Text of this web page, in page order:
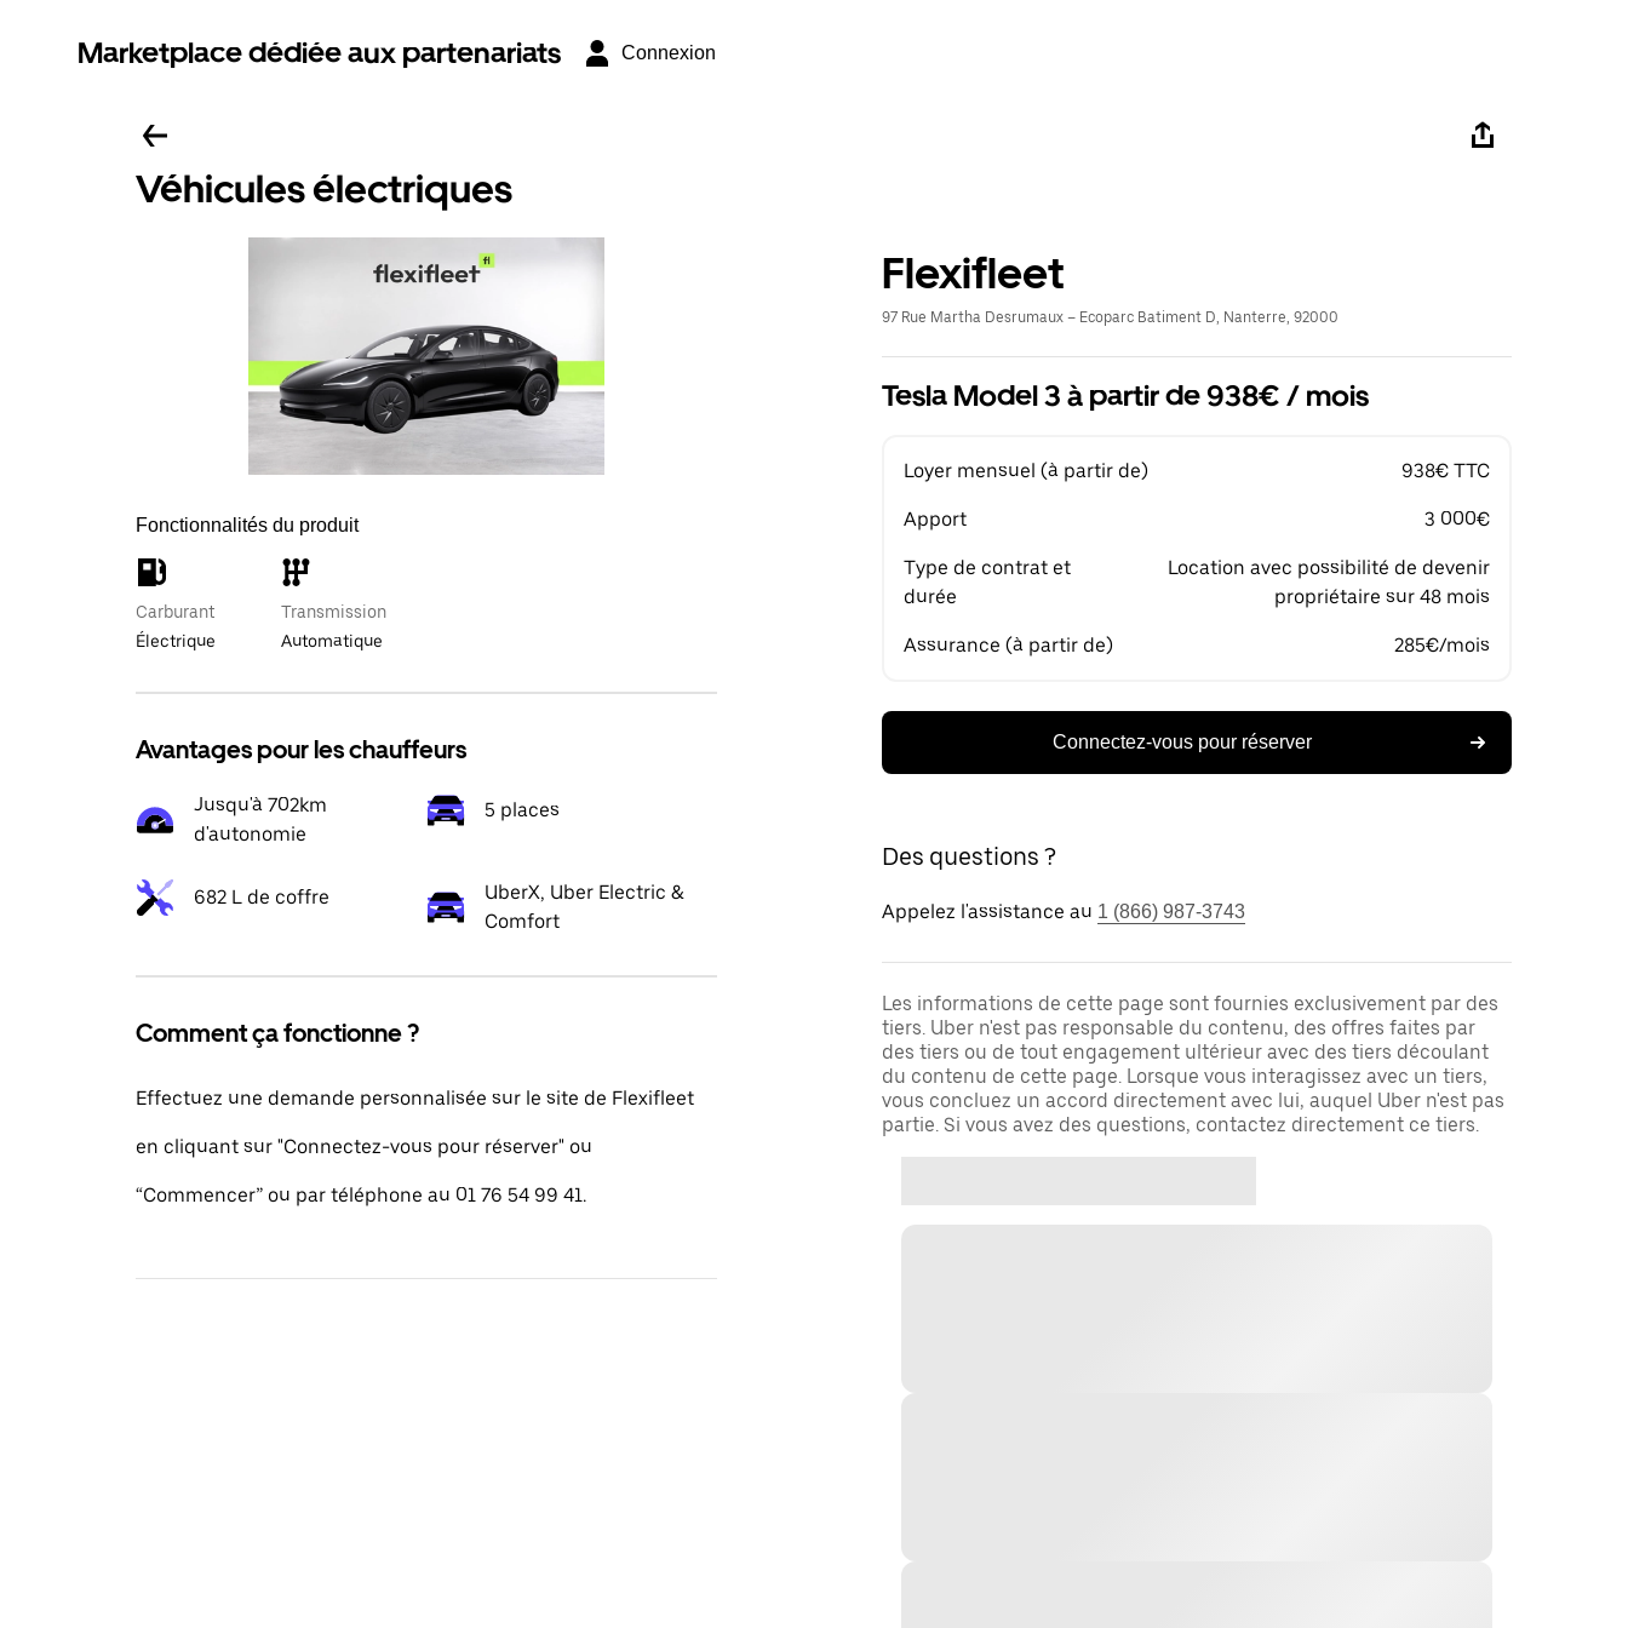
Marketplace dédiée aux partenariats Connexion
Véhicules électriques
Fonctionnalités du produit
Carburant
Électrique
Transmission
Automatique
Avantages pour les chauffeurs
Jusqu'à 702km
d'autonomie
5 places
682 L de coffre
UberX, Uber Electric &
Comfort
Comment ça fonctionne ?
Effectuez une demande personnalisée sur le site de Flexifleet
en cliquant sur "Connectez-vous pour réserver" ou
“Commencer” ou par téléphone au 01 76 54 99 41.
Flexifleet
97 Rue Martha Desrumaux – Ecoparc Batiment D, Nanterre, 92000
Tesla Model 3 à partir de 938€ / mois
Loyer mensuel (à partir de) 938€ TTC
Apport 3 000€
Type de contrat et
durée
Location avec possibilité de devenir
propriétaire sur 48 mois
Assurance (à partir de) 285€/mois
Connectez-vous pour réserver
Des questions ?
Appelez l'assistance au 1 (866) 987-3743
Les informations de cette page sont fournies exclusivement par des
tiers. Uber n'est pas responsable du contenu, des offres faites par
des tiers ou de tout engagement ultérieur avec des tiers découlant
du contenu de cette page. Lorsque vous interagissez avec un tiers,
vous concluez un accord directement avec lui, auquel Uber n'est pas
partie. Si vous avez des questions, contactez directement ce tiers.